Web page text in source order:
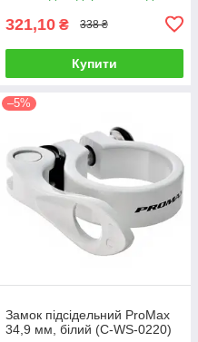
321,10 ₴ 338 ₴
Купити
–5%
Замок підсідельний ProMax
34,9 мм, білий (C-WS-0220)